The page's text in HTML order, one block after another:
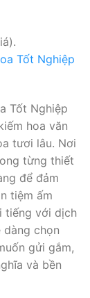
Tốt Nghiệp
hoa văn
tươi lâu. Nơi
từng thiết
để đảm
tiệm ấm
tiếng với dịch
chọn
gửi gắm,
và bền